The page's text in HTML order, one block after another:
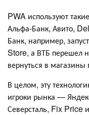
PWA используют
Альфа-Банк, Авито,
Банк, например,
Store, а ВТБ перешел
вернуться в
В целом, эту
игроки рынка —
Северсталь, Fix Price